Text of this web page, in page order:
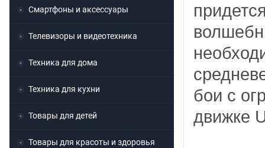
бои с
движке
Смартфоны и аксессуары
Телевизоры и видеотехника
Техника для дома
Техника для кухни
Товары для детей
Товары для красоты и здоровья